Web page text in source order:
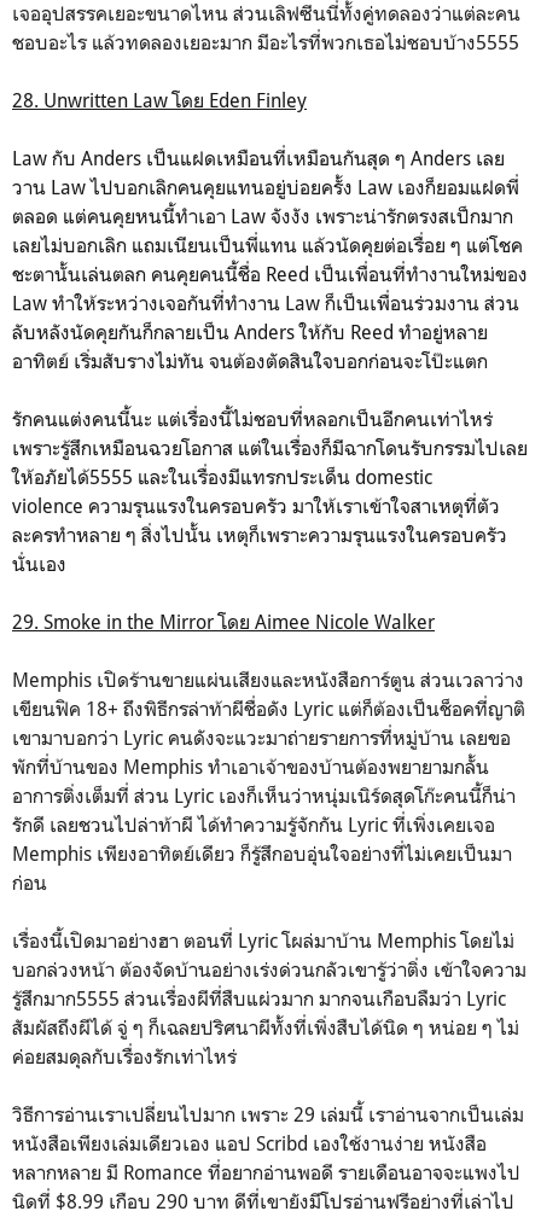
เจออุปสรรคเยอะขนาดไหน ส่วนเลิฟซีนนี่ทั้งคู่ทดลองว่าแต่ละคน
ชอบอะไร แล้วทดลองเยอะมาก มีอะไรที่พวกเธอไม่ชอบบ้าง5555
28. Unwritten Law โดย Eden Finley
Law กับ Anders เป็นแฝดเหมือนที่เหมือนกันสุด ๆ Anders เลย
วาน Law ไปบอกเลิกคนคุยแทนอยู่บ่อยครั้ง Law เองก็ยอมแฝดพี่
ตลอด แต่คนคุยหนนี้ทำเอา Law จังงัง เพราะน่ารักตรงสเป็กมาก
เลยไม่บอกเลิก แถมเนียนเป็นพี่แทน แล้วนัดคุยต่อเรื่อย ๆ แต่โชค
ชะตานั้นเล่นตลก คนคุยคนนี้ชื่อ Reed เป็นเพื่อนที่ทำงานใหม่ของ
Law ทำให้ระหว่างเจอกันที่ทำงาน Law ก็เป็นเพื่อนร่วมงาน ส่วน
ลับหลังนัดคุยกันก็กลายเป็น Anders ให้กับ Reed ทำอยู่หลาย
อาทิตย์ เริ่มสับรางไม่ทัน จนต้องตัดสินใจบอกก่อนจะโป๊ะแตก
รักคนแต่งคนนี้นะ แต่เรื่องนี้ไม่ชอบที่หลอกเป็นอีกคนเท่าไหร่
เพราะรู้สึกเหมือนฉวยโอกาส แต่ในเรื่องก็มีฉากโดนรับกรรมไปเลย
ให้อภัยได้5555 และในเรื่องมีแทรกประเด็น domestic
violence ความรุนแรงในครอบครัว มาให้เราเข้าใจสาเหตุที่ตัว
ละครทำหลาย ๆ สิ่งไปนั้น เหตุก็เพราะความรุนแรงในครอบครัว
นั่นเอง
29. Smoke in the Mirror โดย Aimee Nicole Walker
Memphis เปิดร้านขายแผ่นเสียงและหนังสือการ์ตูน ส่วนเวลาว่าง
เขียนฟิค 18+ ถึงพิธีกรล่าท้าผีชื่อดัง Lyric แต่ก็ต้องเป็นช็อคที่ญาติ
เขามาบอกว่า Lyric คนดังจะแวะมาถ่ายรายการที่หมู่บ้าน เลยขอ
พักที่บ้านของ Memphis ทำเอาเจ้าของบ้านต้องพยายามกลั้น
อาการติ่งเต็มที่ ส่วน Lyric เองก็เห็นว่าหนุ่มเนิร์ดสุดโก๊ะคนนี้ก็น่า
รักดี เลยชวนไปล่าท้าผี ได้ทำความรู้จักกัน Lyric ที่เพิ่งเคยเจอ
Memphis เพียงอาทิตย์เดียว ก็รู้สึกอบอุ่นใจอย่างที่ไม่เคยเป็นมา
ก่อน
เรื่องนี้เปิดมาอย่างฮา ตอนที่ Lyric โผล่มาบ้าน Memphis โดยไม่
บอกล่วงหน้า ต้องจัดบ้านอย่างเร่งด่วนกลัวเขารู้ว่าติ่ง เข้าใจความ
รู้สึกมาก5555 ส่วนเรื่องผีที่สืบแผ่วมาก มากจนเกือบลืมว่า Lyric
สัมผัสถึงผีได้ จู่ ๆ ก็เฉลยปริศนาผีทั้งที่เพิ่งสืบได้นิด ๆ หน่อย ๆ ไม่
ค่อยสมดุลกับเรื่องรักเท่าไหร่
วิธีการอ่านเราเปลี่ยนไปมาก เพราะ 29 เล่มนี้ เราอ่านจากเป็นเล่ม
หนังสือเพียงเล่มเดียวเอง แอป Scribd เองใช้งานง่าย หนังสือ
หลากหลาย มี Romance ที่อยากอ่านพอดี รายเดือนอาจจะแพงไป
นิดที่ $8.99 เกือบ 290 บาท ดีที่เขายังมีโปรอ่านฟรีอย่างที่เล่าไป